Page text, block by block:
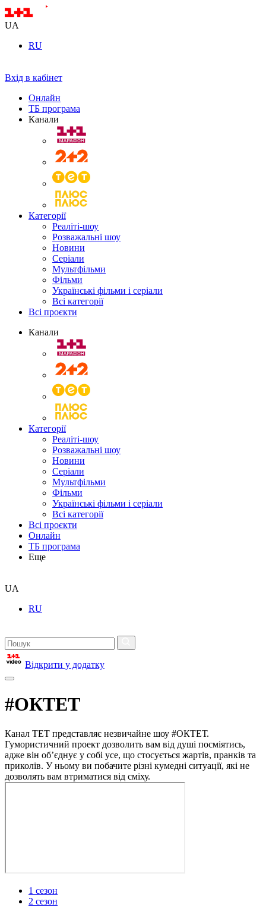
UA
RU
Вхід в кабінет
Онлайн
ТБ програма
Канали
Категорії
Реаліті-шоу
Розважальні шоу
Новини
Серіали
Мультфільми
Фільми
Українські фільми і серіали
Всі категорії
Всі проєкти
Канали
Категорії
Реаліті-шоу
Розважальні шоу
Новини
Серіали
Мультфільми
Фільми
Українські фільми і серіали
Всі категорії
Всі проєкти
Онлайн
ТБ програма
Еще
UA
RU
Відкрити у додатку
#ОКТЕТ
Канал ТЕТ представляє незвичайне шоу #ОКТЕТ.
Гумористичний проект дозволить вам від душі посміятись,
адже він об’єднує у собі усе, що стосується жартів, пранків та
приколів. У ньому ви побачите різні кумедні ситуації, які не
дозволять вам втриматися від сміху.
1 сезон
2 сезон